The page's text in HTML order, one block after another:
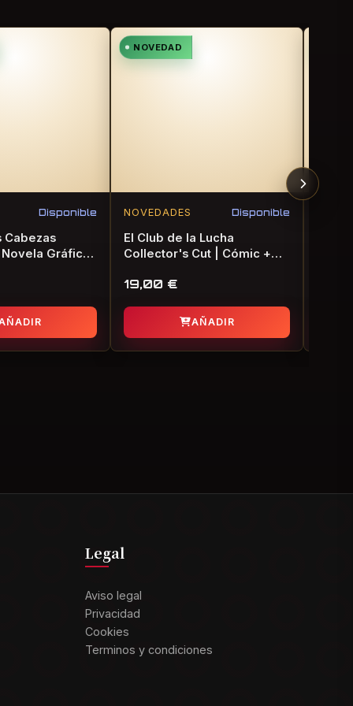
Disponible
Cabezas
Gráfica
NOVEDAD
NOVEDADES Disponible
El Club de la Lucha
Collector's Cut | Cómic +
19,00 €
AÑADIR
Legal
Aviso legal
Privacidad
Cookies
Terminos y condiciones